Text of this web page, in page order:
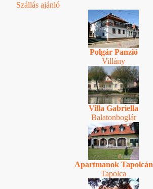
Szállás ajánló
Polgár Panzió
Villány
Villa Gabriella
Balatonboglár
Apartmanok Tapolcán
Tapolca